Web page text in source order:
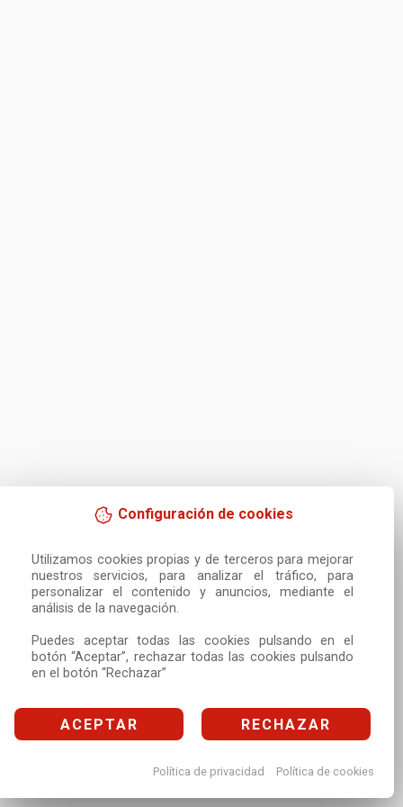
Configuración de cookies
Utilizamos cookies propias y de terceros para mejorar
nuestros servicios, para analizar el tráfico, para
personalizar el contenido y anuncios, mediante el
análisis de la navegación.
Puedes aceptar todas las cookies pulsando en el
botón “Aceptar”, rechazar todas las cookies pulsando
en el botón “Rechazar”
ACEPTAR RECHAZAR
Política de privacidad Política de cookies